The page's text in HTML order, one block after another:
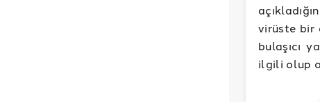
virüste bir
bulaşıcı
ilgili olup